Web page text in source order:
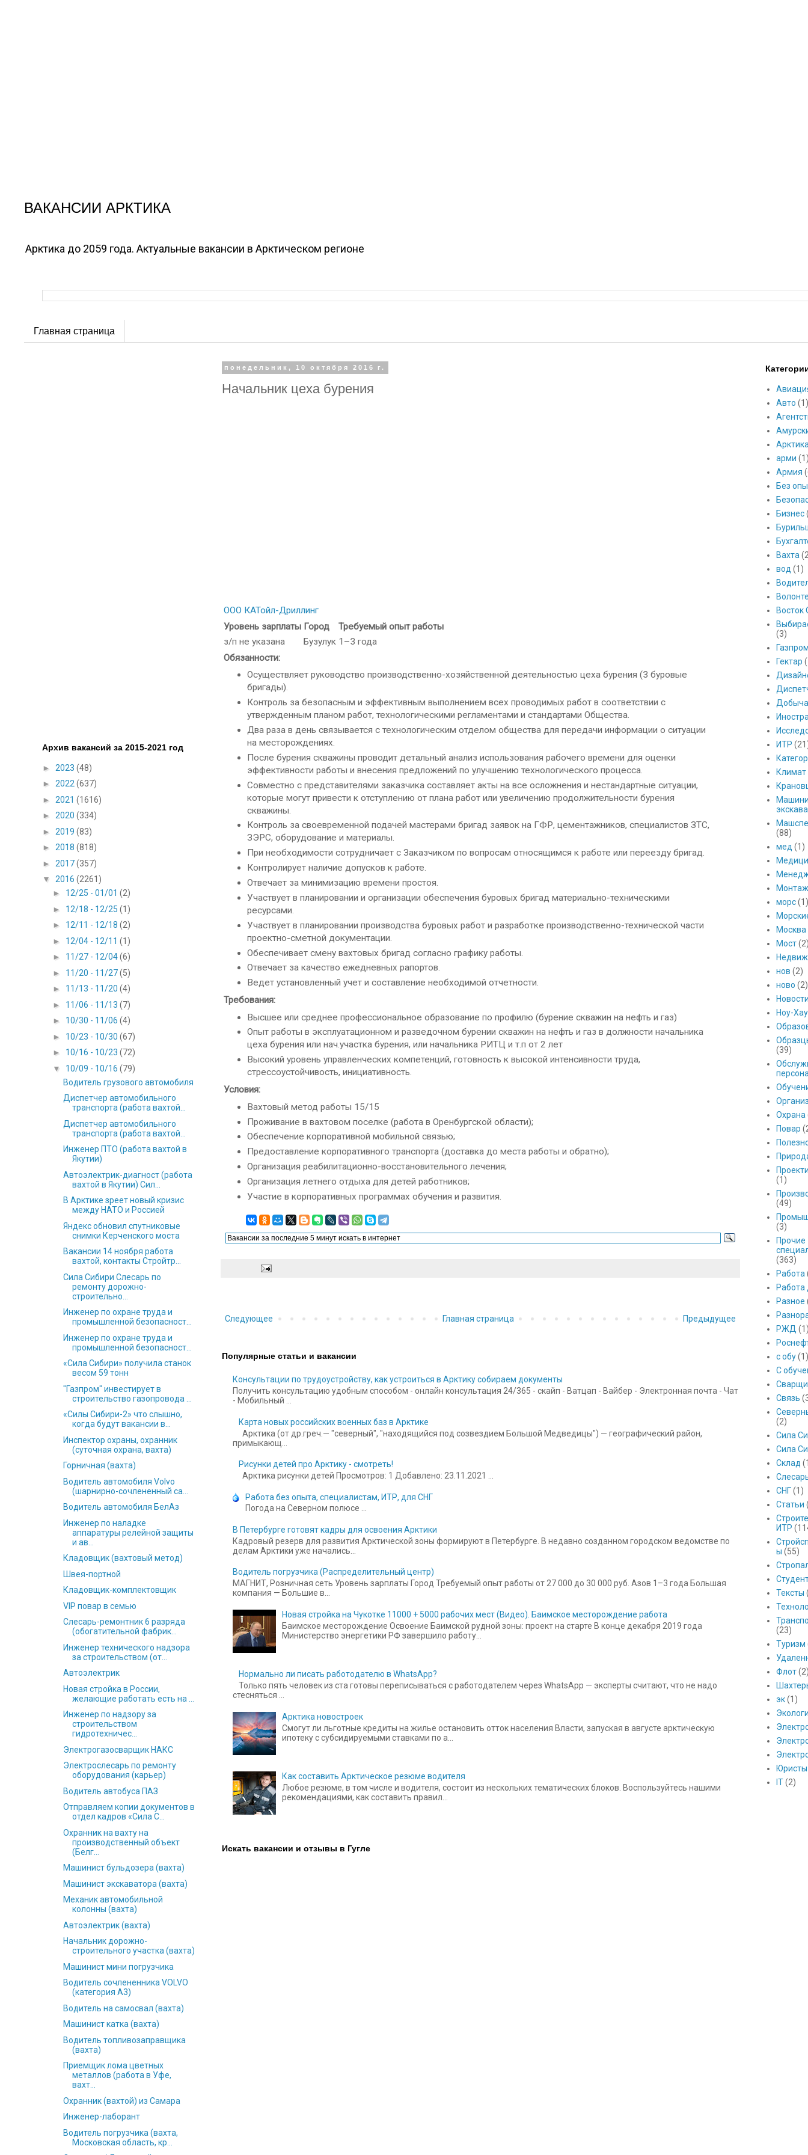
ВАКАНСИИ АРКТИКА
Арктика до 2059 года. Актуальные вакансии в Арктическом регионе
Главная страница
понедельник, 10 октября 2016 г.
Начальник цеха бурения
ООО КАТойл-Дриллинг
Уровень зарплаты Город
Требуемый опыт работы
з/п не указана
Бузулук 1–3 года
Обязанности:
Осуществляет руководство производственно-хозяйственной деятельностью цеха бурения (3 буровые
бригады).
Контроль за безопасным и эффективным выполнением всех проводимых работ в соответствии с
утвержденным планом работ, технологическими регламентами и стандартами Общества.
Два раза в день связывается с технологическим отделом общества для передачи информации о ситуации
на месторождениях.
После бурения скважины проводит детальный анализ использования рабочего времени для оценки
эффективности работы и внесения предложений по улучшению технологического процесса.
Совместно с представителями заказчика составляет акты на все осложнения и нестандартные ситуации,
которые могут привести к отступлению от плана работ или увеличению продолжительности бурения
скважины.
Контроль за своевременной подачей мастерами бригад заявок на ГФР, цементажников, специалистов ЗТС,
ЗЭРС, оборудование и материалы.
При необходимости сотрудничает с Заказчиком по вопросам относящимся к работе или переезду бригад.
Контролирует наличие допусков к работе.
Отвечает за минимизацию времени простоя.
Участвует в планировании и организации обеспечения буровых бригад материально-техническими
ресурсами.
Участвует в планировании производства буровых работ и разработке производственно-технической части
проектно-сметной документации.
Обеспечивает смену вахтовых бригад согласно графику работы.
Отвечает за качество ежедневных рапортов.
Ведет установленный учет и составление необходимой отчетности.
Требования:
Высшее или среднее профессиональное образование по профилю (бурение скважин на нефть и газ)
Опыт работы в эксплуатационном и разведочном бурении скважин на нефть и газ в должности начальника
цеха бурения или нач.участка бурения, или начальника РИТЦ и т.п от 2 лет
Высокий уровень управленческих компетенций, готовность к высокой интенсивности труда,
стрессоустойчивость, инициативность.
Условия:
Вахтовый метод работы 15/15
Проживание в вахтовом поселке (работа в Оренбургской области);
Обеспечение корпоративной мобильной связью;
Предоставление корпоративного транспорта (доставка до места работы и обратно);
Организация реабилитационно-восстановительного лечения;
Организация летнего отдыха для детей работников;
Участие в корпоративных программах обучения и развития.
Следующее Предыдущее
Главная страница
Популярные статьи и вакансии
Консультации по трудоустройству, как устроиться в Арктику собираем документы
Получить консультацию удобным способом - онлайн консультация 24/365 - скайп - Ватцап - Вайбер - Электронная почта - Чат
- Мобильный ...
Карта новых российских военных баз в Арктике
Арктика (от др.греч.— "северный", "находящийся под созвездием Большой Медведицы") — географический район,
примыкающ...
Рисунки детей про Арктику - смотреть!
Арктика рисунки детей Просмотров: 1 Добавлено: 23.11.2021 ...
Работа без опыта, специалистам, ИТР, для СНГ
Погода на Северном полюсе ...
В Петербурге готовят кадры для освоения Арктики
Кадровый резерв для развития Арктической зоны формируют в Петербурге. В недавно созданном городском ведомстве по
делам Арктики уже начались...
Водитель погрузчика (Распределительный центр)
МАГНИТ, Розничная сеть Уровень зарплаты Город Требуемый опыт работы от 27 000 до 30 000 руб. Азов 1–3 года Большая
компания — Большие в...
Новая стройка на Чукотке 11000 + 5000 рабочих мест (Видео). Баимское месторождение работа
Баимское месторождение Освоение Баимской рудной зоны: проект на старте В конце декабря 2019 года
Министерство энергетики РФ завершило работу...
Нормально ли писать работодателю в WhatsApp?
Только пять человек из ста готовы переписываться с работодателем через WhatsApp — эксперты считают, что не надо
стесняться ...
Арктика новостроек
Смогут ли льготные кредиты на жилье остановить отток населения Власти, запуская в августе арктическую
ипотеку с субсидируемыми ставками по а...
Как составить Арктическое резюме водителя
Любое резюме, в том числе и водителя, состоит из нескольких тематических блоков. Воспользуйтесь нашими
рекомендациями, как составить правил...
Искать вакансии и отзывы в Гугле
Архив вакансий за 2015-2021 год
► 2023 (48)
► 2022 (637)
► 2021 (1616)
► 2020 (334)
► 2019 (83)
► 2018 (818)
► 2017(357)
▼ 2016 (2261)
► 12/25 - 01/01 (2)
► 12/18 - 12/25 (1)
► 12/11 - 12/18 (2)
► 12/04 - 12/11 (1)
► 11/27 - 12/04(6)
► 11/20 - 11/27(5)
► 11/13 - 11/20 (4)
► 11/06 - 11/13 (7)
► 10/30 - 11/06 (4)
► 10/23 - 10/30 (67)
► 10/16 - 10/23 (72)
▼ 10/09 - 10/16 (79)
Водитель грузового автомобиля
Диспетчер автомобильного
транспорта (работа вахтой...
Диспетчер автомобильного
транспорта (работа вахтой...
Инженер ПТО (работа вахтой в
Якутии)
Автоэлектрик-диагност (работа
вахтой в Якутии) Сил...
В Арктике зреет новый кризис
между НАТО и Россией
Яндекс обновил спутниковые
снимки Керченского моста
Вакансии 14 ноября работа
вахтой, контакты Стройтр...
Сила Сибири Слесарь по
ремонту дорожно-
строительно...
Инженер по охране труда и
промышленной безопасност...
Инженер по охране труда и
промышленной безопасност...
«Сила Сибири» получила станок
весом 59 тонн
"Газпром" инвестирует в
строительство газопровода ...
«Силы Сибири-2» что слышно,
когда будут вакансии в...
Инспектор охраны, охранник
(суточная охрана, вахта)
Горничная (вахта)
Водитель автомобиля Volvo
(шарнирно-сочлененный са...
Водитель автомобиля БелАз
Инженер по наладке
аппаратуры релейной защиты
и ав...
Кладовщик (вахтовый метод)
Швея-портной
Кладовщик-комплектовщик
VIP повар в семью
Слесарь-ремонтник 6 разряда
(обогатительной фабрик...
Инженер технического надзора
за строительством (от...
Автоэлектрик
Новая стройка в России,
желающие работать есть на ...
Инженер по надзору за
строительством
гидротехничес...
Электрогазосварщик НАКС
Электрослесарь по ремонту
оборудования (карьер)
Водитель автобуса ПАЗ
Отправляем копии документов в
отдел кадров «Сила С...
Охранник на вахту на
производственный объект
(Белг...
Машинист бульдозера (вахта)
Машинист экскаватора (вахта)
Механик автомобильной
колонны (вахта)
Автоэлектрик (вахта)
Начальник дорожно-
строительного участка (вахта)
Машинист мини погрузчика
Водитель сочлененника VOLVO
(категория А3)
Водитель на самосвал (вахта)
Машинист катка (вахта)
Водитель топливозаправщика
(вахта)
Приемщик лома цветных
металлов (работа в Уфе,
вахт...
Охранник (вахтой) из Самара
Инженер-лаборант
Водитель погрузчика (вахта,
Московская область, кр...
Авто (1)
арми
Армия
Без
Бизнес
Вахта
вод (1)
Восток
(3)
Гектар
Добыча
ИТР
Климат
(88)
мед (1)
морс (1)
Москва
Мост
нов (2)
ново (2)
Ноу-Хау
(39)
Охрана
Повар
(1)
(49)
(3)
Прочие
(363)
Работа
Работа
Разное
РЖД
с обу (1)
С
Связь
(2)
Сила
Сила
Склад
СНГ (1)
Статьи
ИТР
ы (55)
Тексты
(23)
Туризм
Флот
эк (1)
Юристы
IT (2)